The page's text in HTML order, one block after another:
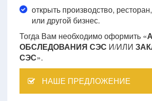
открыть производство,
или другой бизнес.
Тогда Вам необходимо оформить «
ОБСЛЕДОВАНИЯ СЭС И/ИЛИ
СЭС».
НАШЕ ПРЕДЛОЖЕНИЕ